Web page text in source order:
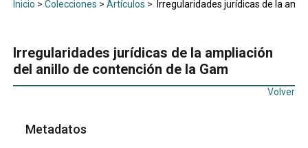
Inicio > Colecciones > Artículos > Irregularidades jurídicas de la
Irregularidades jurídicas de la ampliación
del anillo de contención de la Gam
Volver
Metadatos